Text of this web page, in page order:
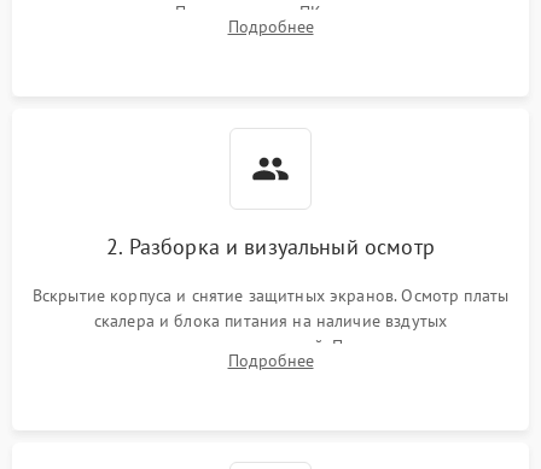
повреждения. Подключение к ПК для оценки вывода
изображения, работы подсветки и выявления артефактов на
Подробнее
2. Разборка и визуальный осмотр
Вскрытие корпуса и снятие защитных экранов. Осмотр платы
скалера и блока питания на наличие вздутых
конденсаторов, прогаров, окислений. Проверка надежности
контактов и целостности шлейфов матрицы.
Подробнее